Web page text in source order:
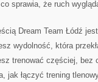
sprawia, że ruch
Dream Team Łódź
wydolność, która
trenować częściej, bez
jak łączyć trening